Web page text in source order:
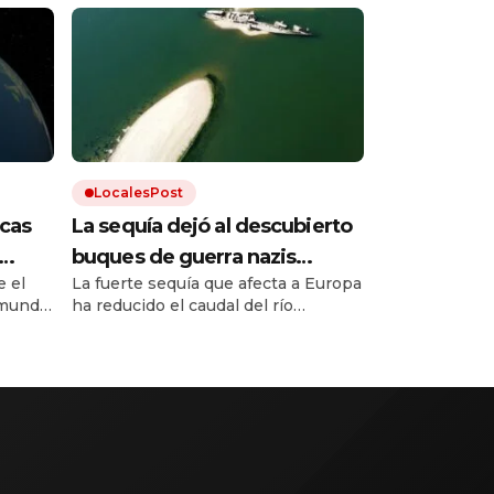
el
LocalesPost
La sequía dejó al descubierto
buques de guerra nazis
hundidos en un río europeo
La fuerte sequía que afecta a Europa
ha reducido el caudal del río
de buques de guerra alemanes